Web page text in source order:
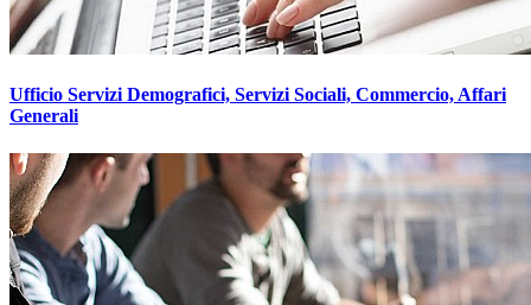
Ufficio Servizi Demografici, Servizi Sociali, Commercio, Affari
Generali